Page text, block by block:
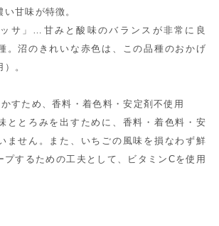
甘味が特徴。
サ」…甘みと酸味のバランスが非常に良
。沼のきれいな赤色は、この品種のおかげ
。
すため、香料・着色料・安定剤不使用
ととろみを出すために、香料・着色料・安
ません。また、いちごの風味を損なわず鮮
プするための工夫として、ビタミンCを使用